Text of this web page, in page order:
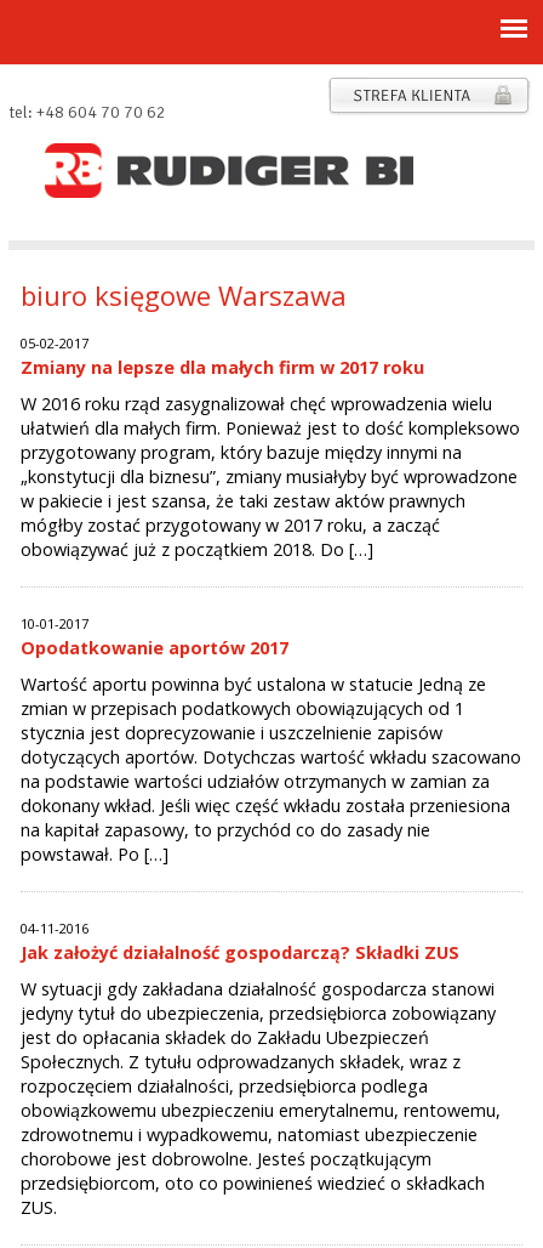
tel: +48 604 70 70 62
biuro księgowe Warszawa
05-02-2017
Zmiany na lepsze dla małych firm w 2017 roku
W 2016 roku rząd zasygnalizował chęć wprowadzenia wielu
ułatwień dla małych firm. Ponieważ jest to dość kompleksowo
przygotowany program, który bazuje między innymi na
„konstytucji dla biznesu”, zmiany musiałyby być wprowadzone
w pakiecie i jest szansa, że taki zestaw aktów prawnych
mógłby zostać przygotowany w 2017 roku, a zacząć
obowiązywać już z początkiem 2018. Do […]
10-01-2017
Opodatkowanie aportów 2017
Wartość aportu powinna być ustalona w statucie Jedną ze
zmian w przepisach podatkowych obowiązujących od 1
stycznia jest doprecyzowanie i uszczelnienie zapisów
dotyczących aportów. Dotychczas wartość wkładu szacowano
na podstawie wartości udziałów otrzymanych w zamian za
dokonany wkład. Jeśli więc część wkładu została przeniesiona
na kapitał zapasowy, to przychód co do zasady nie
powstawał. Po […]
04-11-2016
Jak założyć działalność gospodarczą? Składki ZUS
W sytuacji gdy zakładana działalność gospodarcza stanowi
jedyny tytuł do ubezpieczenia, przedsiębiorca zobowiązany
jest do opłacania składek do Zakładu Ubezpieczeń
Społecznych. Z tytułu odprowadzanych składek, wraz z
rozpoczęciem działalności, przedsiębiorca podlega
obowiązkowemu ubezpieczeniu emerytalnemu, rentowemu,
zdrowotnemu i wypadkowemu, natomiast ubezpieczenie
chorobowe jest dobrowolne. Jesteś początkującym
przedsiębiorcom, oto co powinieneś wiedzieć o składkach
ZUS.